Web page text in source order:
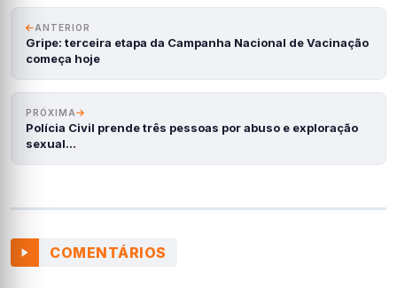
ANTERIOR
Gripe: terceira etapa da Campanha Nacional de Vacinação
começa hoje
PRÓXIMA
Polícia Civil prende três pessoas por abuso e exploração
sexual…
COMENTÁRIOS